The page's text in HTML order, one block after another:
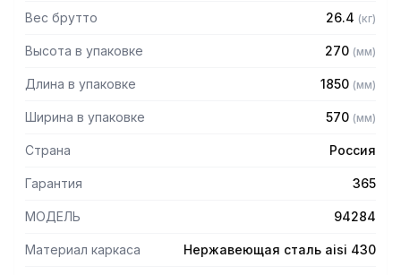
Вес брутто 26.4 (кг)
Высота в упаковке 270 (мм)
Длина в упаковке 1850 (мм)
Ширина в упаковке 570 (мм)
Страна Россия
Гарантия 365
МОДЕЛЬ 94284
Материал каркаса Нержавеющая сталь aisi 430